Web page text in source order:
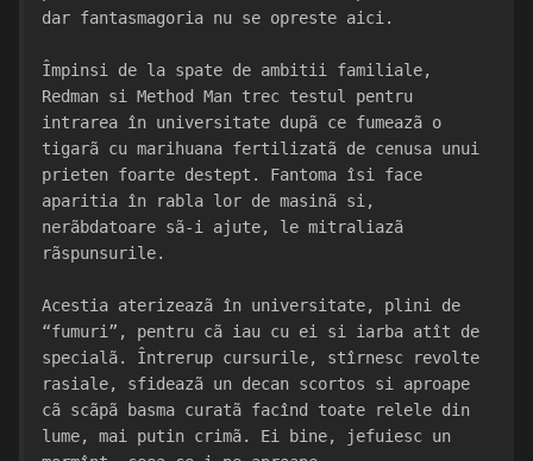
dar fantasmagoria nu se opreste aici.
Împinsi de la spate de ambitii familiale,
Redman si Method Man trec testul pentru
intrarea în universitate dupã ce fumeazã o
tigarã cu marihuana fertilizatã de cenusa unui
prieten foarte destept. Fantoma îsi face
aparitia în rabla lor de masinã si,
nerãbdatoare sã-i ajute, le mitraliazã
rãspunsurile.
Acestia aterizeazã în universitate, plini de
“fumuri”, pentru cã iau cu ei si iarba atît de
specialã. Întrerup cursurile, stîrnesc revolte
rasiale, sfideazã un decan scortos si aproape
cã scãpã basma curatã facînd toate relele din
lume, mai putin crimã. Ei bine, jefuiesc un